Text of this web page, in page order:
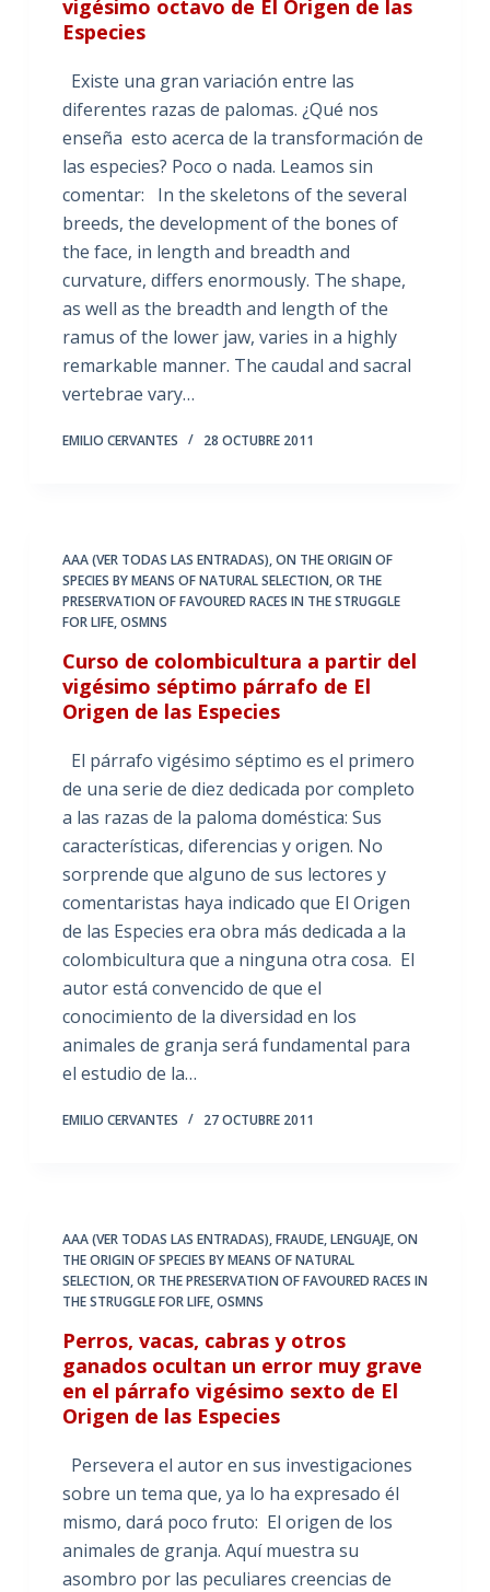
vigésimo octavo de El Origen de las
Especies
Existe una gran variación entre las
diferentes razas de palomas. ¿Qué nos
enseña esto acerca de la transformación de
las especies? Poco o nada. Leamos sin
comentar: In the skeletons of the several
breeds, the development of the bones of
the face, in length and breadth and
curvature, differs enormously. The shape,
as well as the breadth and length of the
ramus of the lower jaw, varies in a highly
remarkable manner. The caudal and sacral
vertebrae vary…
EMILIO CERVANTES 28 OCTUBRE 2011
AAA (VER TODAS LAS ENTRADAS),ON THE ORIGIN OF
SPECIES BY MEANS OF NATURAL SELECTION,OR THE
PRESERVATION OF FAVOURED RACES IN THE STRUGGLE
FOR LIFE,OSMNS
Curso de colombicultura a partir del
vigésimo séptimo párrafo de El
Origen de las Especies
El párrafo vigésimo séptimo es el primero
de una serie de diez dedicada por completo
a las razas de la paloma doméstica: Sus
características, diferencias y origen. No
sorprende que alguno de sus lectores y
comentaristas haya indicado que El Origen
de las Especies era obra más dedicada a la
colombicultura que a ninguna otra cosa. El
autor está convencido de que el
conocimiento de la diversidad en los
animales de granja será fundamental para
el estudio de la…
EMILIO CERVANTES 27 OCTUBRE 2011
AAA (VER TODAS LAS ENTRADAS),FRAUDE,LENGUAJE,ON
THE ORIGIN OF SPECIES BY MEANS OF NATURAL
SELECTION,OR THE PRESERVATION OF FAVOURED RACES IN
THE STRUGGLE FOR LIFE,OSMNS
Perros, vacas, cabras y otros
ganados ocultan un error muy grave
en el párrafo vigésimo sexto de El
Origen de las Especies
Persevera el autor en sus investigaciones
sobre un tema que, ya lo ha expresado él
mismo, dará poco fruto: El origen de los
animales de granja. Aquí muestra su
asombro por las peculiares creencias de